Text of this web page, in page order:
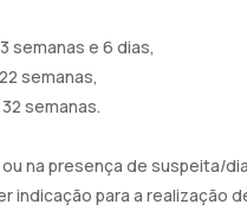
semanas e 6 dias,
semanas,
semanas.
ou na presença de suspeita/
indicação para a realização